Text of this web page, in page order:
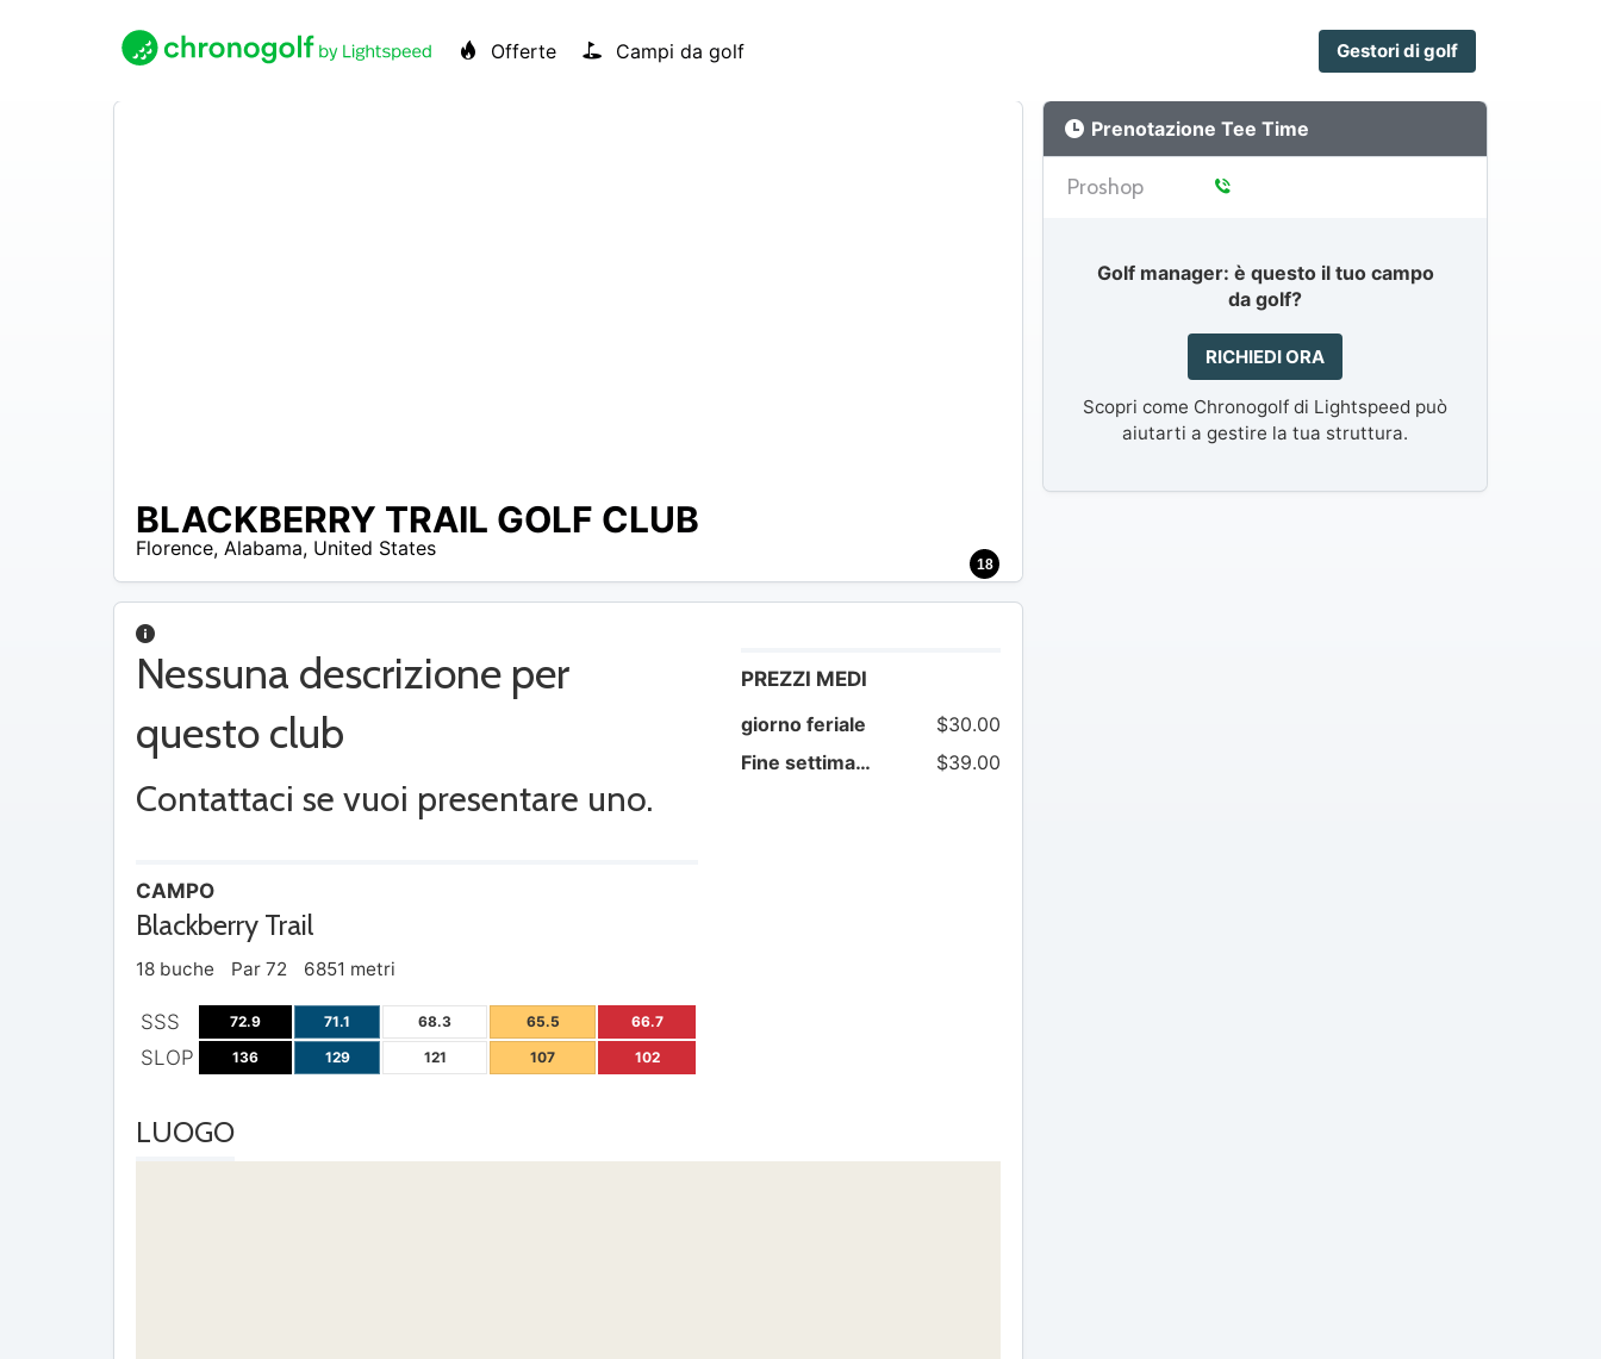
Offerte Campi da golf Gestori di golf
18
BLACKBERRY TRAIL GOLF CLUB
Florence, Alabama, United States
Nessuna descrizione per
questo club
Contattaci se vuoi presentare uno.
CAMPO
Blackberry Trail
18 buche Par 72 6851 metri
SSS 72.9 71.1 68.3 65.5 66.7
SLOP 136 129 121 107 102
PREZZI MEDI
giorno feriale
$30.00
Fine settimana
$39.00
LUOGO
Prenotazione Tee Time
Proshop
Golf manager: è questo il tuo campo
da golf?
RICHIEDI ORA
Scopri come Chronogolf di Lightspeed può
aiutarti a gestire la tua struttura.